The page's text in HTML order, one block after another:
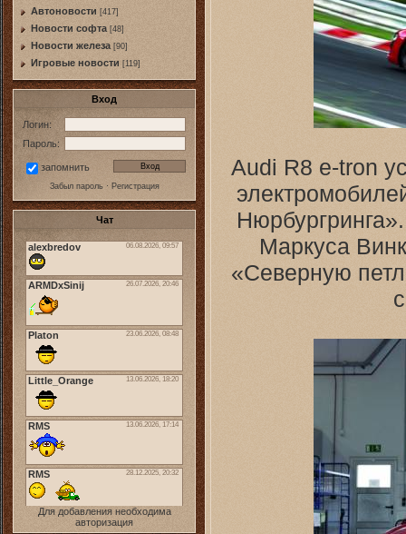
Автоновости [417]
Новости софта [48]
Новоcти железа [90]
Игровые новости [119]
Вход
Логин:
Пароль:
запомнить
Забыл пароль· Регистрация
Чат
Для добавления необходима
авторизация
Audi R8 e-tron
Маркуса
«Северную